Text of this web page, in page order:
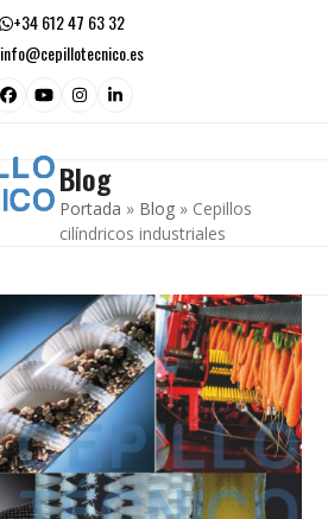
+34 612 47 63 32
info@cepillotecnico.es
Facebook
YouTubeInstagram
LinkedIn
Blog
Portada » Blog » Cepillos
cilíndricos industriales